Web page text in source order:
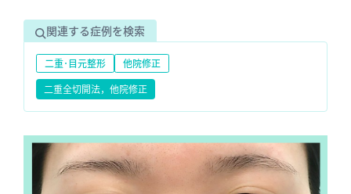
関連する症例を検索
二重･目元整形
他院修正
二重全切開法，他院修正